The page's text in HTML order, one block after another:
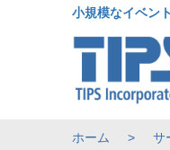
小規模なイベン
ホーム サ